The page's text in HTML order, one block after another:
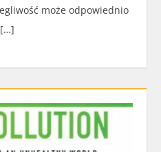
może odpowiednio
[…]